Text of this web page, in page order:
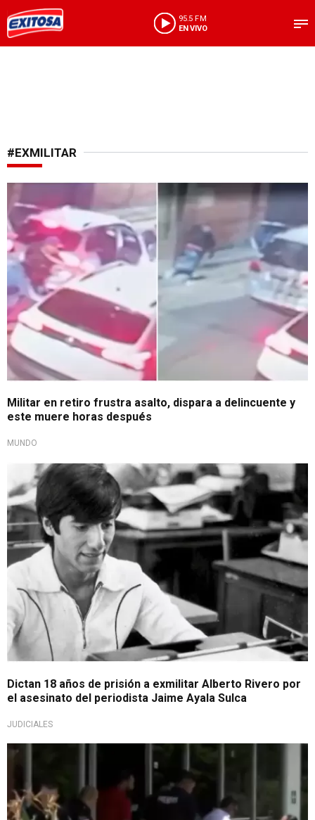
95.5 FM
EN VIVO
#EXMILITAR
Militar en retiro frustra asalto, dispara a delincuente y
este muere horas después
MUNDO
A prisión
Dictan 18 años de prisión a exmilitar Alberto Rivero por
el asesinato del periodista Jaime Ayala Sulca
JUDICIALES